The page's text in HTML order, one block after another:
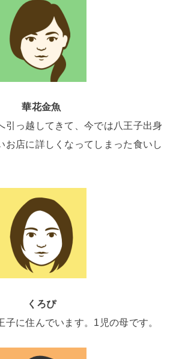
華花金魚
引っ越してきて、今では八王子出身
お店に詳しくなってしまった食いし
くろぴ
子に住んでいます。1児の母です。